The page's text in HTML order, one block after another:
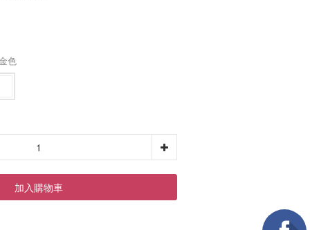
色
加入購物車